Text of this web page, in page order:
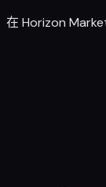
在 Horizon